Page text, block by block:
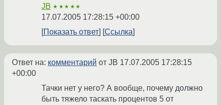
JB ★★★★★
17.07.2005 17:28:15 +00:00
Показать ответ
Ссылка
Ответ на: комментарий от JB 17.07.2005 17:28:15
+00:00
Тачки нет у него? А вообще, почему должно
быть тяжело таскать процентов 5 от